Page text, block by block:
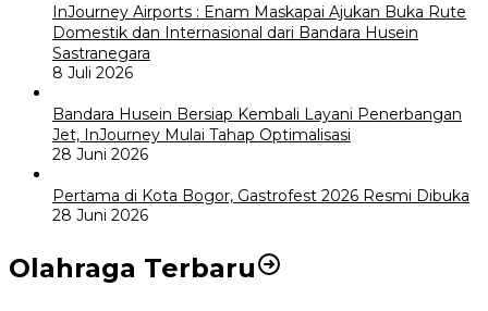
InJourney Airports : Enam Maskapai Ajukan Buka Rute
Domestik dan Internasional dari Bandara Husein
Sastranegara
8 Juli 2026
Bandara Husein Bersiap Kembali Layani Penerbangan
Jet, InJourney Mulai Tahap Optimalisasi
28 Juni 2026
Pertama di Kota Bogor, Gastrofest 2026 Resmi Dibuka
28 Juni 2026
Olahraga Terbaru